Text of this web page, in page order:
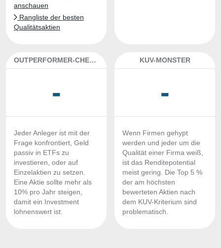
anschauen
Rangliste der besten
Qualitätsaktien
OUTPERFORMER-CHECK
-
Jeder Anleger ist mit der
Frage konfrontiert, Geld
passiv in ETFs zu
investieren, oder auf
Einzelaktien zu setzen.
Eine Aktie sollte mehr als
10% pro Jahr steigen,
damit ein Investment
lohnenswert ist.
KUV-MONSTER
-
Wenn Firmen gehypt
werden und jeder um die
Qualität einer Firma weiß,
ist das Renditepotential
meist gering. Die Top 5 %
der am höchsten
bewerteten Aktien nach
dem KUV-Kriterium sind
problematisch.